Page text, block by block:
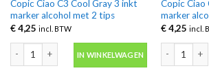
Copic Ciao C3 Cool Gray 3 inkt
marker alcohol met 2 tips
€4,25 incl. BTW
IN WINKELWAGEN
Copic Ciao
marker
€4,25 incl.